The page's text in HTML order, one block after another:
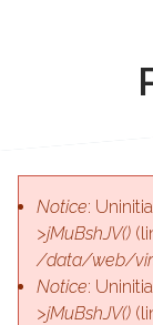
Notice:
>jMuBshJV()
/data/web/
Notice:
>jMuBshJV()